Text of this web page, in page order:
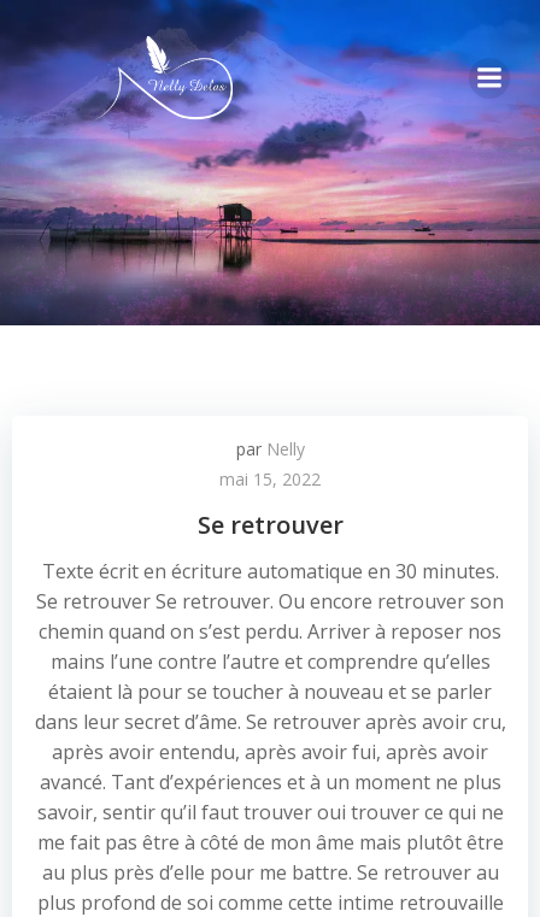
par Nelly
mai 15, 2022
Se retrouver
Texte écrit en écriture automatique en 30 minutes.
Se retrouver Se retrouver. Ou encore retrouver son
chemin quand on s’est perdu. Arriver à reposer nos
mains l’une contre l’autre et comprendre qu’elles
étaient là pour se toucher à nouveau et se parler
dans leur secret d’âme. Se retrouver après avoir cru,
après avoir entendu, après avoir fui, après avoir
avancé. Tant d’expériences et à un moment ne plus
savoir, sentir qu’il faut trouver oui trouver ce qui ne
me fait pas être à côté de mon âme mais plutôt être
au plus près d’elle pour me battre. Se retrouver au
plus profond de soi comme cette intime retrouvaille